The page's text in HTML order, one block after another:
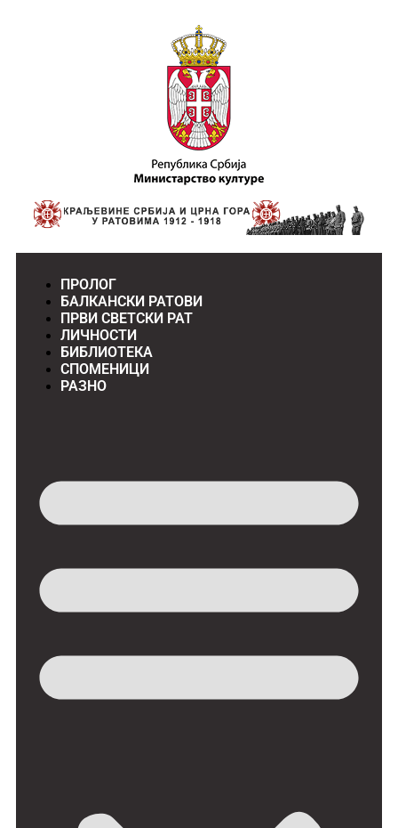
ПРОЛОГ
БАЛКАНСКИ РАТОВИ
ПРВИ СВЕТСКИ РАТ
ЛИЧНОСТИ
БИБЛИОТЕКА
СПОМЕНИЦИ
РАЗНО